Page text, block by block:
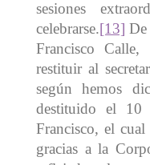
sesiones
celebrarse.[13]
Francisco
restituir al
según hemos
destituido el
Francisco, el
gracias a la